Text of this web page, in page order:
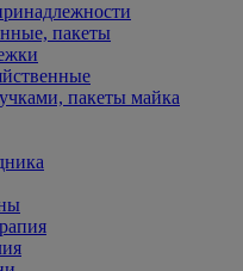
пакеты
пакеты майка